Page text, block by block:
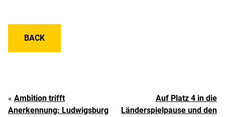
BACK
« Ambition trifft
Anerkennung: Ludwigsburg
Auf Platz 4 in die
Länderspielpause und den